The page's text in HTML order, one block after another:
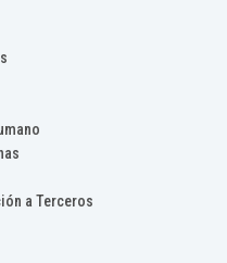
a Terceros